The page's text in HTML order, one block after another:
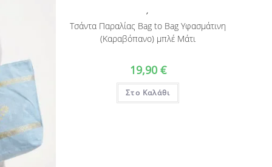
,
Τσάντα Παραλίας Bag to Bag Υφασμάτινη
(Καραβόπανο) μπλέ Μάτι
19,90 €
Στο Καλάθι